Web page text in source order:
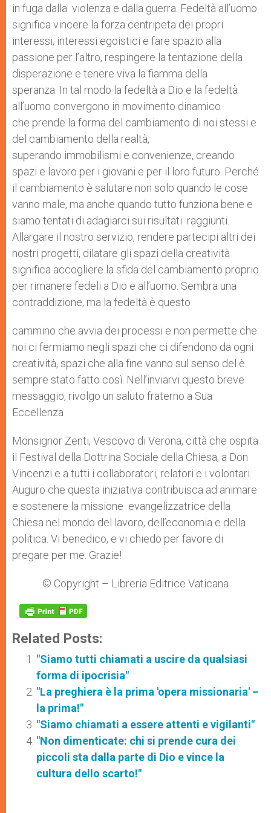
in fuga dalla violenza e dalla guerra. Fedeltà all’uomo
significa vincere la forza centripeta dei propri
interessi, interessi egoistici e fare spazio alla
passione per l’altro, respingere la tentazione della
disperazione e tenere viva la fiamma della
speranza. In tal modo la fedeltà a Dio e la fedeltà
all’uomo convergono in movimento dinamico
che prende la forma del cambiamento di noi stessi e
del cambiamento della realtà,
superando immobilismi e convenienze, creando
spazi e lavoro per i giovani e per il loro futuro. Perché
il cambiamento è salutare non solo quando le cose
vanno male, ma anche quando tutto funziona bene e
siamo tentati di adagiarci sui risultati raggiunti.
Allargare il nostro servizio, rendere partecipi altri dei
nostri progetti, dilatare gli spazi della creatività
significa accogliere la sfida del cambiamento proprio
per rimanere fedeli a Dio e all’uomo. Sembra una
contraddizione, ma la fedeltà è questo
cammino che avvia dei processi e non permette che
noi ci fermiamo negli spazi che ci difendono da ogni
creatività, spazi che alla fine vanno sul senso del è
sempre stato fatto così. Nell’inviarvi questo breve
messaggio, rivolgo un saluto fraterno a Sua
Eccellenza
Monsignor Zenti, Vescovo di Verona, città che ospita
il Festival della Dottrina Sociale della Chiesa, a Don
Vincenzi e a tutti i collaboratori, relatori e i volontari.
Auguro che questa iniziativa contribuisca ad animare
e sostenere la missione evangelizzatrice della
Chiesa nel mondo del lavoro, dell’economia e della
politica. Vi benedico, e vi chiedo per favore di
pregare per me. Grazie!
© Copyright – Libreria Editrice Vaticana
Related Posts:
"Siamo tutti chiamati a uscire da qualsiasi
forma di ipocrisia"
"La preghiera è la prima 'opera missionaria' –
la prima!"
"Siamo chiamati a essere attenti e vigilanti"
"Non dimenticate: chi si prende cura dei
piccoli sta dalla parte di Dio e vince la
cultura dello scarto!"